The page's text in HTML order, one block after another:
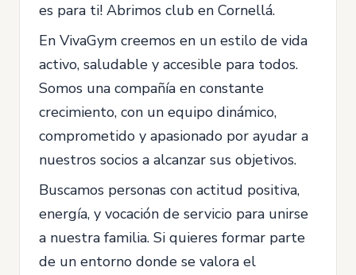
es para ti! Abrimos club en Cornellá.
En VivaGym creemos en un estilo de vida
activo, saludable y accesible para todos.
Somos una compañía en constante
crecimiento, con un equipo dinámico,
comprometido y apasionado por ayudar a
nuestros socios a alcanzar sus objetivos.
Buscamos personas con actitud positiva,
energía, y vocación de servicio para unirse
a nuestra familia. Si quieres formar parte
de un entorno donde se valora el